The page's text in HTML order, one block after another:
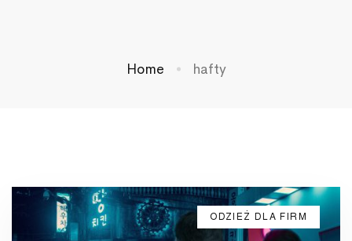
Home hafty
ODZIEŻ DLA FIRM